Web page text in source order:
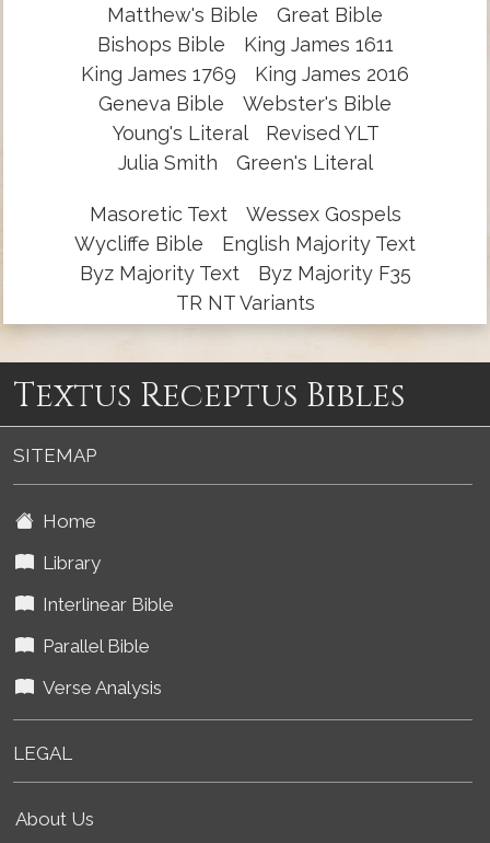
Matthew's Bible
Great Bible
Bishops Bible
King James 1611
King James 1769
King James 2016
Geneva Bible
Webster's Bible
Young's Literal
Revised YLT
Julia Smith
Green's Literal
Masoretic Text
Wessex Gospels
Wycliffe Bible
English Majority Text
Byz Majority Text
Byz Majority F35
TR NT Variants
Textus Receptus Bibles
SITEMAP
Home
Library
Interlinear Bible
Parallel Bible
Verse Analysis
LEGAL
About Us